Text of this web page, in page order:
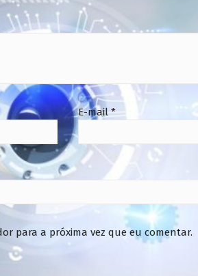
E-mail *
para a próxima vez que eu comentar.